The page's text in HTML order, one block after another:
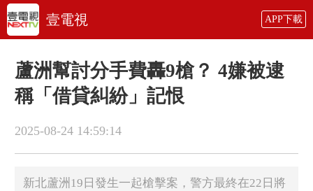
壹電視 APP下載
蘆洲幫討分手費轟9槍？ 4嫌被逮
稱「借貸糾紛」記恨
2025-08-24 14:59:14
新北蘆洲19日發生一起槍擊案，警方最終在22日將